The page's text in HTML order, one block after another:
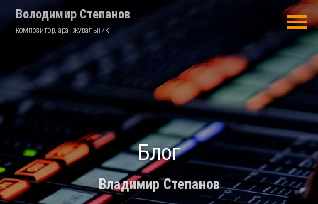
Володимир Степанов
композитор, аранжувальник
Блог
Владимир Степанов